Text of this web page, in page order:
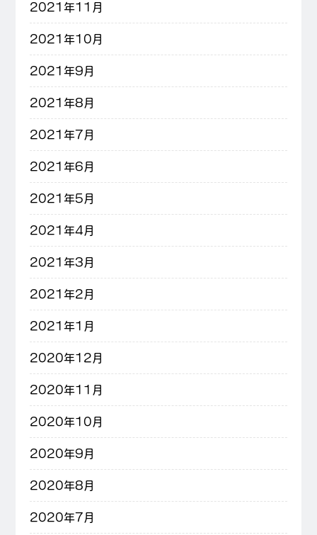
2021年11月
2021年10月
2021年9月
2021年8月
2021年7月
2021年6月
2021年5月
2021年4月
2021年3月
2021年2月
2021年1月
2020年12月
2020年11月
2020年10月
2020年9月
2020年8月
2020年7月